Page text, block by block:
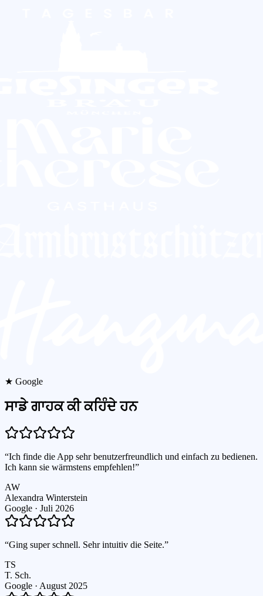
★ Google
ਸਾਡੇ ਗਾਹਕ ਕੀ ਕਹਿੰਦੇ ਹਨ
“Ich finde die App sehr benutzerfreundlich und einfach zu bedienen.
Ich kann sie wärmstens empfehlen!”
AW
Alexandra Winterstein
Google · Juli 2026
“Ging super schnell. Sehr intuitiv die Seite.”
TS
T. Sch.
Google · August 2025